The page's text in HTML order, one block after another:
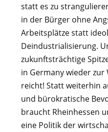
statt es zu
in der Bürger ohne
Arbeitsplätze statt
Deindustrialisierung.
zukunftsträchtige
in Germany wieder zur
reicht! Statt weiterhin
und bürokratische
braucht Rheinhessen
eine Politik der